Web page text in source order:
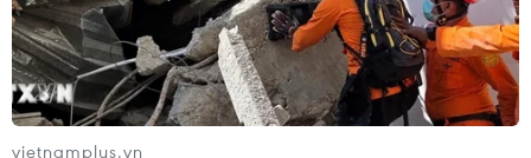
vietnamplus.vn